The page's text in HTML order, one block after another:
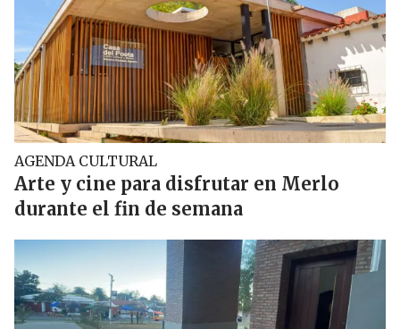
AGENDA CULTURAL
Arte y cine para disfrutar en Merlo
durante el fin de semana